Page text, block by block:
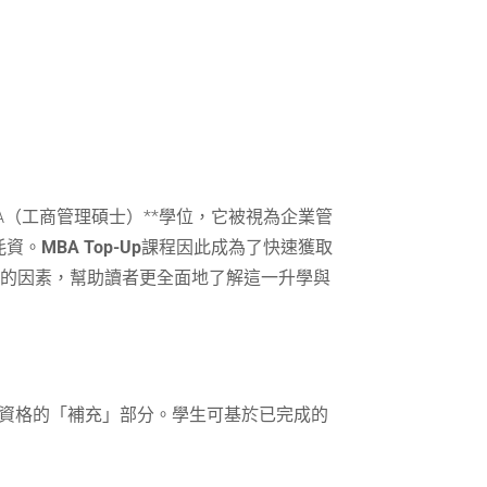
工商管理碩士）**學位，它被視為企業管
。 MBA Top-Up課程因此成為了快速獲取
因素，幫助讀者更全面地了解這一升學與
格的「補充」部分。學生可基於已完成的